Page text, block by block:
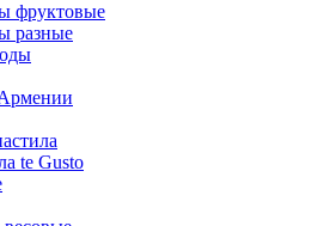
фруктовые
разные
te Gusto